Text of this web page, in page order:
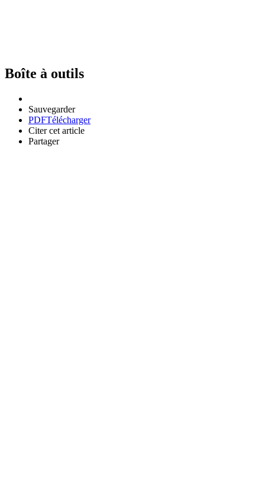
Boîte à outils
Sauvegarder
PDFTélécharger
Citer cet article
Partager